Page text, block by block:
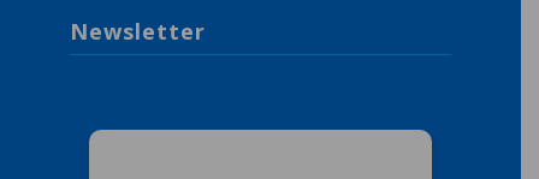
Newsletter